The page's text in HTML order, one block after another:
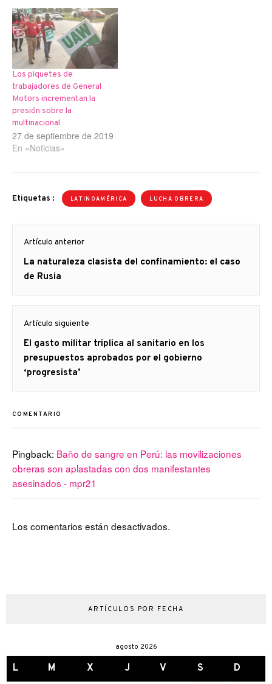
Los piquetes de
trabajadores de General
Motors incrementan la
presión sobre la
multinacional
27 de septiembre de 2019
En «Noticias»
Etiquetas : LATINOAMÉRICA LUCHA OBRERA
de
entradas
Artículo anterior
Artículo
anterior
La naturaleza clasista del confinamiento: el caso
de Rusia
Artículo siguiente
Artículo
siguiente:
El gasto militar triplica al sanitario en los
presupuestos aprobados por el gobierno
‘progresista’
COMENTARIO
Pingback: Baño de sangre en Perú: las movilizaciones
obreras son aplastadas con dos manifestantes
asesinados - mpr21
Los comentarios están desactivados.
ARTÍCULOS POR FECHA
agosto 2026
L M X J V S D